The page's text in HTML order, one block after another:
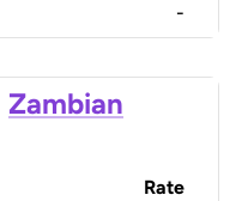
-
Zambian
Rate